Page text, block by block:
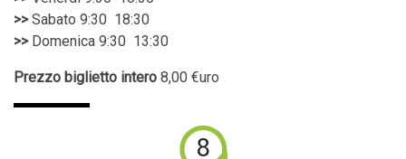
>>Sabato 9:30 ­ 18:30
>>Domenica 9:30 ­ 13:30
Prezzo biglietto intero 8,00 €uro
8